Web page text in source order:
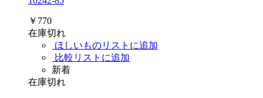
￥770
在庫切れ
ほしいものリストに追加
比較リストに追加
新着
在庫切れ